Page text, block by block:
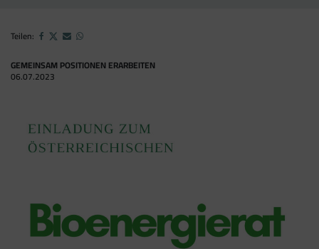
Teilen:
GEMEINSAM POSITIONEN ERARBEITEN
06.07.2023